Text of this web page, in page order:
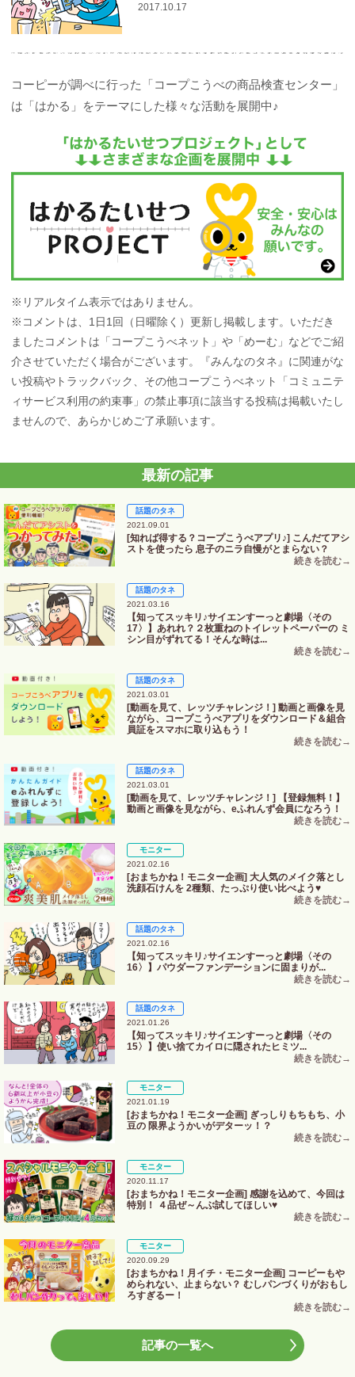
2017.10.17
コーピーが調べに行った「コープこうべの商品検査センター」
は 「はかる」をテーマにした様々な活動を展開中♪
※リアルタイム表示ではありません。
※コメントは、1日1回（日曜除く）更新し掲載します。いただき
ましたコメントは「コープこうべネット」や「めーむ」などでご紹
介させていただく場合がございます。『みんなのタネ』に関連がな
い投稿やトラックバック、その他コープこうべネット「コミュニテ
ィサービス利用の約束事」の禁止事項に該当する投稿は掲載いたし
ませんので、あらかじめご了承願います。
最新の記事
話題のタネ
2021.09.01
[知れば得する？コープこうべアプリ♪] こんだてアシ
ストを使ったら 息子のニラ自慢がとまらない？
話題のタネ
2021.03.16
【知ってスッキリ♪サイエンすーっと劇場〈その
17〉】あれれ？２枚重ねのトイレットペーパーの ミ
シン目がずれてる！そんな時は...
話題のタネ
2021.03.01
[動画を見て、レッツチャレンジ！] 動画と画像を見
ながら、コープこうべアプリをダウンロード＆組合
員証をスマホに取り込もう！
話題のタネ
2021.03.01
[動画を見て、レッツチャレンジ！] 【登録無料！】
動画と画像を見ながら、eふれんず会員になろう！
モニター
2021.02.16
[おまちかね！モニター企画] 大人気のメイク落とし
洗顔石けんを 2種類、たっぷり使い比べよう♥
話題のタネ
2021.02.16
【知ってスッキリ♪サイエンすーっと劇場〈その
16〉】パウダーファンデーションに固まりが...
話題のタネ
2021.01.26
【知ってスッキリ♪サイエンすーっと劇場〈その
15〉】使い捨てカイロに隠されたヒミツ...
モニター
2021.01.19
[おまちかね！モニター企画] ぎっしりもちもち、小
豆の 限界ようかいがデターッ！？
モニター
2020.11.17
[おまちかね！モニター企画] 感謝を込めて、今回は
特別！ ４品ぜ～んぶ試してほしい♥
モニター
2020.09.29
[おまちかね！月イチ・モニター企画] コーピーもや
められない、止まらない？ むしパンづくりがおもし
ろすぎるー！
記事の一覧へ